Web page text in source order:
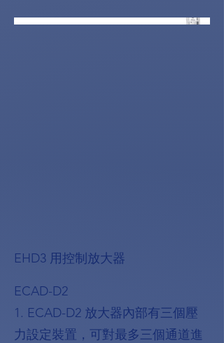
EHD3 用控制放大器
ECAD-D2
1. ECAD-D2 放大器內部有三個壓
力設定裝置，可對最多三個通道進